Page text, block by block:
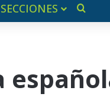
SECCIONES